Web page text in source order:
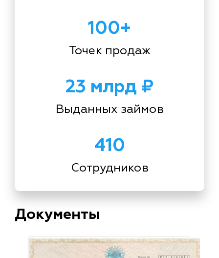
100+
Точек продаж
23 млрд ₽
Выданных займов
410
Сотрудников
Документы